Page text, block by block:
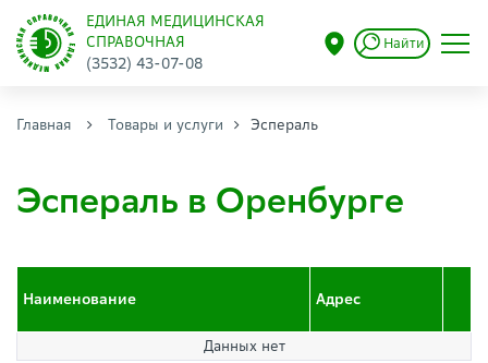
ЕДИНАЯ МЕДИЦИНСКАЯ
СПРАВОЧНАЯ
(3532) 43-07-08
Найти
Главная Товары и услуги Эспераль
Эспераль в Оренбурге
Наименование Адрес
Данных нет